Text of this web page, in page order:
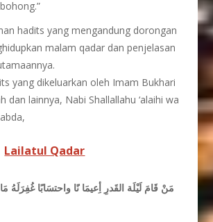
hadits yang mengandung dorongan
malam qadar dan penjelasan
yang dikeluarkan oleh Imam Bukhari
dan lainnya, Nabi Shallallahu ‘alaihi wa
Lailatul Qadar
مَنْ قَامَ لَيْلَة القَدرِ أِعيمَا نًا واحتسَابًا غُفِرَلَهُ